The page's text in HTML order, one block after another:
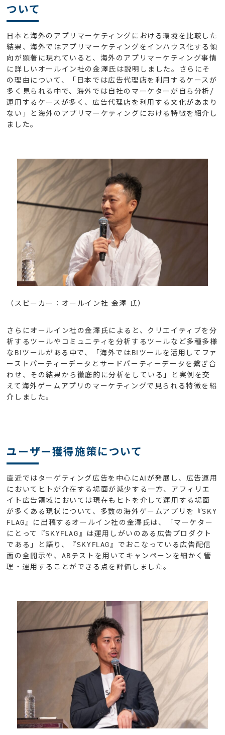
ついて
日本と海外のアプリマーケティングにおける環境を比較した
結果、海外ではアプリマーケティングをインハウス化する傾
向が顕著に現れていると、海外のアプリマーケティング事情
に詳しいオールイン社の金澤氏は説明しました。さらにそ
の理由について、「日本では広告代理店を利用するケースが
多く見られる中で、海外では自社のマーケターが自ら分析/
運用するケースが多く、広告代理店を利用する文化があまり
ない」と海外のアプリマーケティングにおける特徴を紹介し
ました。
（スピーカー：オールイン社 金澤 氏）
さらにオールイン社の金澤氏によると、クリエイティブを分
析するツールやコミュニティを分析するツールなど多種多様
なBIツールがある中で、「海外ではBIツールを活用してファ
ーストパーティーデータとサードパーティーデータを繋ぎ合
わせ、その結果から徹底的に分析をしている」と実例を交
えて海外ゲームアプリのマーケティングで見られる特徴を紹
介しました。
ユーザー獲得施策について
直近ではターゲティング広告を中心にAIが発展し、広告運用
においてヒトが介在する場面が減少する一方、アフィリエ
イト広告領域においては現在もヒトを介して運用する場面
が多くある現状について、多数の海外ゲームアプリを『SKY
FLAG』に出稿するオールイン社の金澤氏は、「マーケター
にとって『SKYFLAG』は運用しがいのある広告プロダクト
である」と語り、『SKYFLAG』でおこなっている広告配信
面の全開示や、ABテストを用いてキャンペーンを細かく管
理・運用することができる点を評価しました。